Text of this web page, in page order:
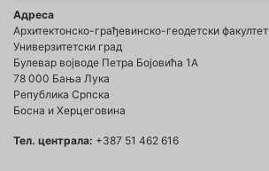
Адреса
Архитектонско-грађевинско-геодетски факултет
Универзитетски град
Булевар војводе Петра Бојовића 1A
78 000 Бања Лука
Република Српска
Босна и Херцеговина
Тел. централа: +387 51 462 616